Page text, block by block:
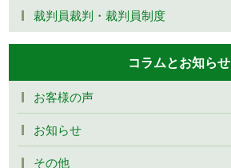
裁判員裁判・裁判員制度
コラムとお知らせ
お客様の声
お知らせ
その他